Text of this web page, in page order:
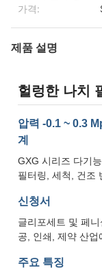
가격:
제품 설명
헐렁한 나치
압력 -0.1 ~ 0.3
계
GXG 시리즈 다기
필터링, 세척, 건조
신청서
글리포세트 및 페
공, 인쇄, 제약 산업
주요 특징